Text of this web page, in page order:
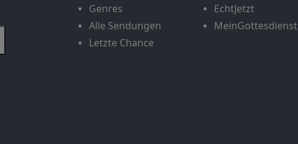
Genres
Alle Sendungen
Letzte Chance
EchtJetzt
MeinGottesdienst